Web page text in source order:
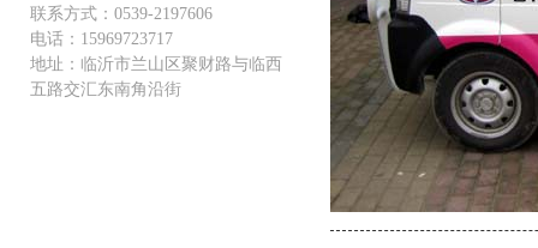
联系方式：0539-2197606
电话：15969723717
地址：临沂市兰山区聚财路与临西
五路交汇东南角沿街